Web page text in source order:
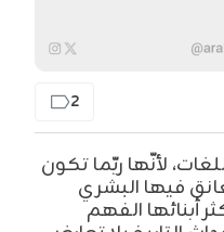
2
لأنّها ربّما تكون
فيها البشري
أبنائها الفهم